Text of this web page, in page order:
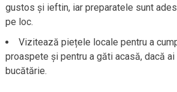
gustos și ieftin, iar preparatele sunt
pe loc.
Vizitează piețele locale pentru a
proaspete și pentru a găti acasă, dacă
bucătărie.